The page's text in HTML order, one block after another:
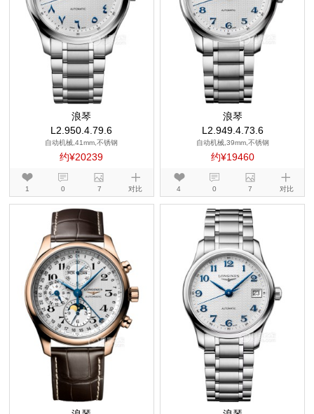
浪琴
L2.950.4.79.6
自动机械,41mm,不锈钢
约¥20239
1 0 7 对比
浪琴
L2.949.4.73.6
自动机械,39mm,不锈钢
约¥19460
4 0 7 对比